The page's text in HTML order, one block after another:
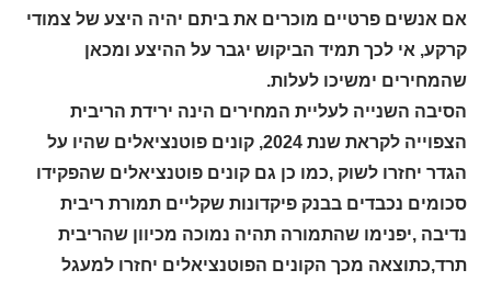
אם אנשים פרטיים מוכרים את ביתם יהיה היצע של צמודי
קרקע, אי לכך תמיד הביקוש יגבר על ההיצע ומכאן
שהמחירים ימשיכו לעלות.
הסיבה השנייה לעליית המחירים הינה ירידת הריבית
הצפוייה לקראת שנת 2024, קונים פוטנציאלים שהיו על
הגדר יחזרו לשוק ,כמו כן גם קונים פוטנציאלים שהפקידו
סכומים נכבדים בבנק פיקדונות שקליים תמורת ריבית
נדיבה ,יפנימו שהתמורה תהיה נמוכה מכיוון שהריבית
תרד,כתוצאה מכך הקונים הפוטנציאלים יחזרו למעגל